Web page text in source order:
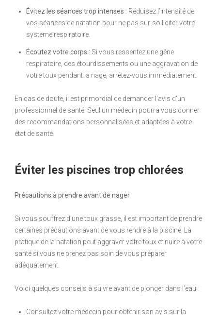
Évitez les séances trop intenses : Réduisez l’intensité de
vos séances de natation pour ne pas sur-solliciter votre
système respiratoire.
Écoutez votre corps : Si vous ressentez une gêne
respiratoire, des étourdissements ou une aggravation de
votre toux pendant la nage, arrêtez-vous immédiatement.
En cas de doute, il est primordial de demander l’avis d’un
professionnel de santé. Seul un médecin pourra vous donner
des recommandations personnalisées et adaptées à votre
état de santé.
Éviter les piscines trop chlorées
Précautions à prendre avant de nager
Si vous souffrez d’une toux grasse, il est important de prendre
certaines précautions avant de vous rendre à la piscine. La
pratique de la natation peut aggraver votre toux et nuire à votre
santé si vous ne prenez pas soin de vous préparer
adéquatement.
Voici quelques conseils à suivre avant de plonger dans l’eau :
Consultez votre médecin pour obtenir son avis sur la